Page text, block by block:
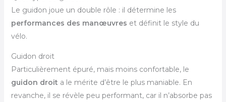
Le guidon joue un double rôle : il détermine les
performances des manœuvres et définit le style du
vélo.
Guidon droit
Particulièrement épuré, mais moins confortable, le
guidon droit a le mérite d’être le plus maniable. En
revanche, il se révèle peu performant, car il n’absorbe pas